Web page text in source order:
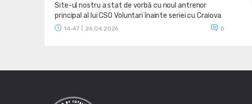
Site-ul nostru a stat de vorbă cu noul antrenor
principal al lui CSO Voluntari înainte seriei cu Craiova
14:47 26.04.2026 0